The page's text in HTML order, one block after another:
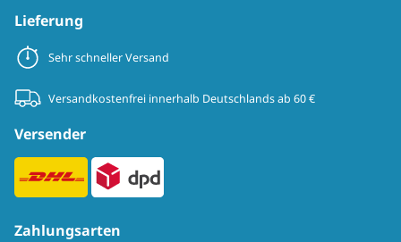
Lieferung
Sehr schneller Versand
Versandkostenfrei innerhalb Deutschlands ab 60 €
Versender
Zahlungsarten